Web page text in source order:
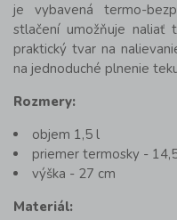
je vybavená termo-
stlačení umožňuje naliať
praktický tvar na
na jednoduché plnenie
Rozmery:
objem 1,5 l
priemer termosky -
výška - 27 cm
Materiál: